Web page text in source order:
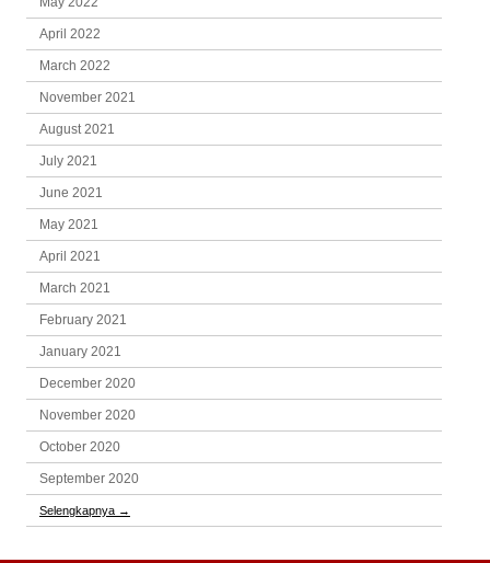
April 2022
March 2022
November 2021
August 2021
July 2021
June 2021
May 2021
April 2021
March 2021
February 2021
January 2021
December 2020
November 2020
October 2020
September 2020
Selengkapnya →